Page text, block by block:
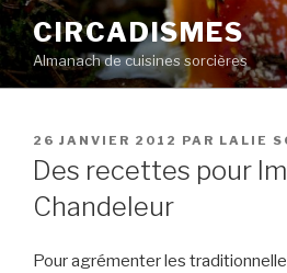
Aller
au
contenu
principal
CIRCADISMES
Almanach de cuisines sorcières
PUBLIÉ
LE
26 JANVIER 2012 PAR LALIE
Des recettes pour
Chandeleur
Pour agrémenter les